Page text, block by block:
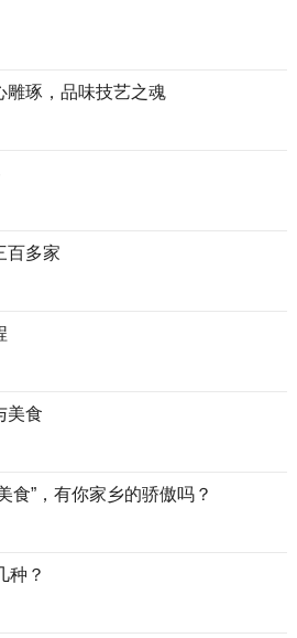
雕琢，品味技艺之魂
百多家
美食
食”，有你家乡的骄傲吗？
种？